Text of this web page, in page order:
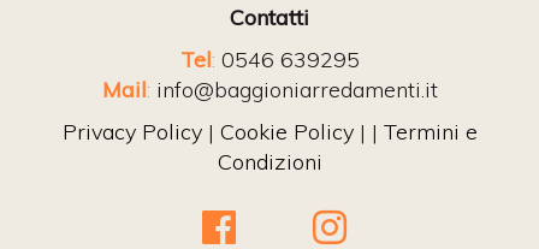
Contatti
Tel: 0546 639295
Mail: info@baggioniarredamenti.it
Privacy Policy| Cookie Policy| | Termini e
Condizioni